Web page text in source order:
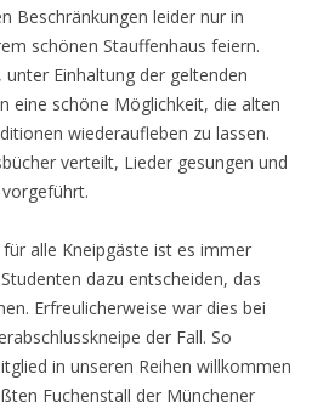
Beschränkungen leider nur in
schönen Stauffenhaus feiern.
Einhaltung der geltenden
eine schöne Möglichkeit, die alten
wiederaufleben zu lassen.
verteilt, Lieder gesungen und
alle Kneipgäste ist es immer
dazu entscheiden, das
Erfreulicherweise war dies bei
der Fall. So
in unseren Reihen willkommen
Fuchenstall der Münchener